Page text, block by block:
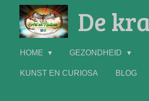
direct
De
HOME GEZONDHEID
KUNST EN CURIOSA BLOG